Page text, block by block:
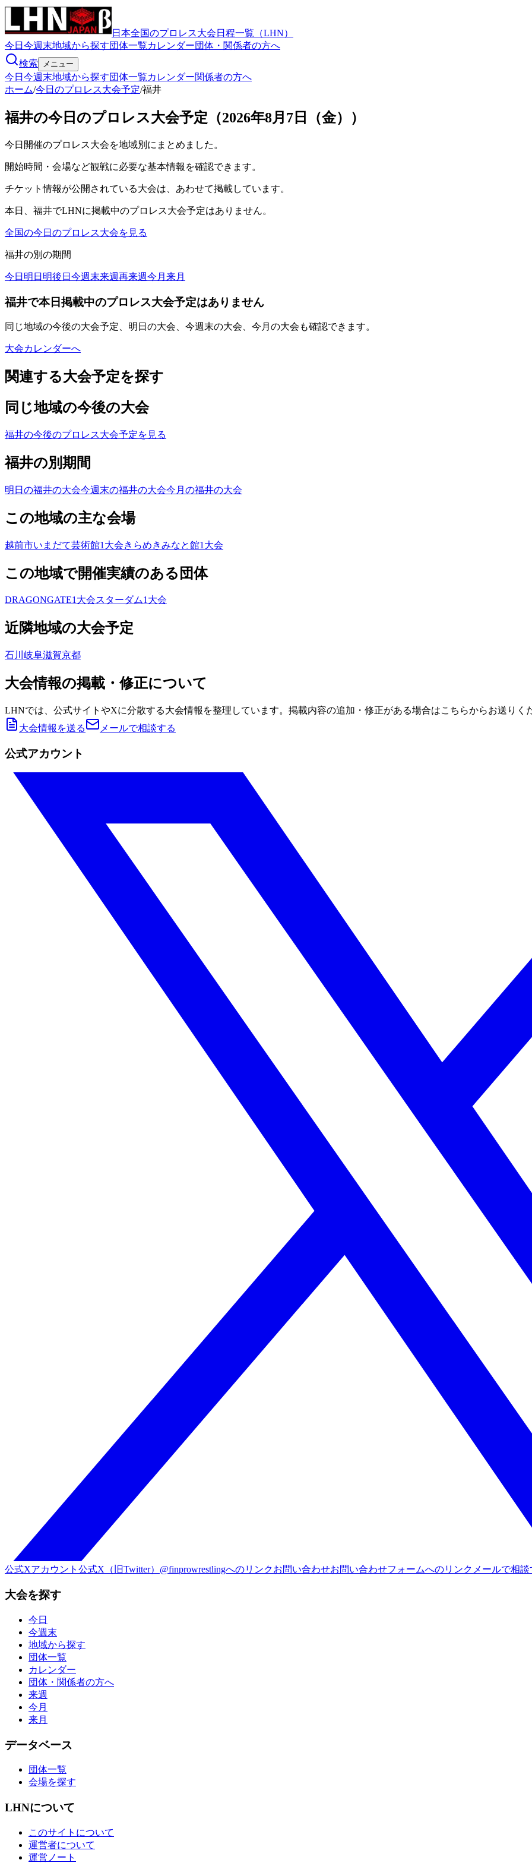
日本全国のプロレス大会日程一覧（LHN）
今日 今週末地域から探す団体一覧カレンダー団体・関係者の方へ
検索
メニュー
今日 今週末地域から探す団体一覧カレンダー関係者の方へ
ホーム/今日のプロレス大会予定/福井
福井の今日のプロレス大会予定（2026年8月7日（金））
今日開催のプロレス大会を地域別にまとめました。
開始時間・会場など観戦に必要な基本情報を確認できます。
チケット情報が公開されている大会は、あわせて掲載しています。
本日、福井でLHNに掲載中のプロレス大会予定はありません。
全国の今日のプロレス大会を見る
福井の別の期間
今日 明日 明後日 今週末来週再来週今月 来月
福井で本日掲載中のプロレス大会予定はありません
同じ地域の今後の大会予定、明日の大会、今週末の大会、今月の大会も確認できます。
大会カレンダーへ
関連する大会予定を探す
同じ地域の今後の大会
福井の今後のプロレス大会予定を見る
福井の別期間
明日の福井の大会今週末の福井の大会今月の福井の大会
この地域の主な会場
越前市いまだて芸術館1 大会きらめきみなと館1 大会
この地域で開催実績のある団体
DRAGONGATE1大会スターダム1大会
近隣地域の大会予定
石川 岐阜滋賀京都
大会情報の掲載・修正について
LHNでは、公式サイトやXに分散する大会情報を整理しています。掲載内容の追加・修正がある場合はこちらからお送りく
大会情報を送る
メールで相談する
公式アカウント
公式Xアカウント 公式X（旧Twitter）@finprowrestlingへのリンクお問い合わせお問い合わせフォームへのリンク メールで相談
大会を探す
今日
今週末
地域から探す
団体一覧
カレンダー
団体・関係者の方へ
来週
今月
来月
データベース
団体一覧
会場を探す
LHNについて
このサイトについて
運営者について
運営ノート